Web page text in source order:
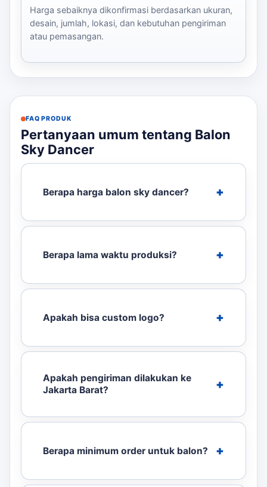
Harga sebaiknya dikonfirmasi berdasarkan ukuran,
desain, jumlah, lokasi, dan kebutuhan pengiriman
atau pemasangan.
FAQ PRODUK
Pertanyaan umum tentang Balon
Sky Dancer
Berapa harga balon sky dancer?
Berapa lama waktu produksi?
Apakah bisa custom logo?
Apakah pengiriman dilakukan ke
Jakarta Barat?
Berapa minimum order untuk balon?